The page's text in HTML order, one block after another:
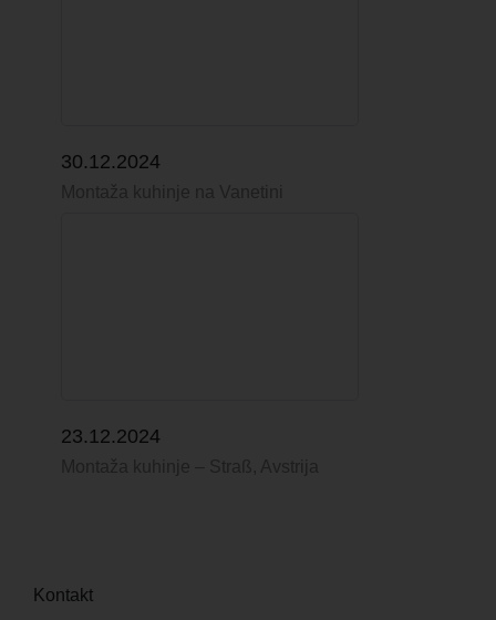
30.12.2024
23.12.2024
Kontakt